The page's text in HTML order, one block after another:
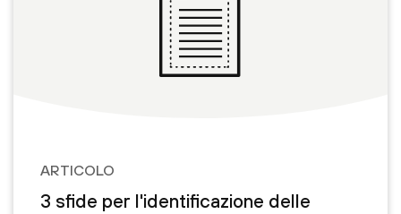
ARTICOLO
3 sfide per l'identificazione delle